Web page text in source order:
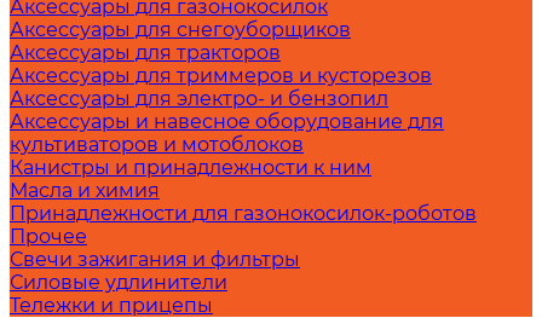
Аксессуары для газонокосилок
Аксессуары для снегоуборщиков
Аксессуары для тракторов
Аксессуары для триммеров и кусторезов
Аксессуары для электро- и бензопил
Аксессуары и навесное оборудование для
культиваторов и мотоблоков
Канистры и принадлежности к ним
Масла и химия
Принадлежности для газонокосилок-роботов
Прочее
Свечи зажигания и фильтры
Силовые удлинители
Тележки и прицепы